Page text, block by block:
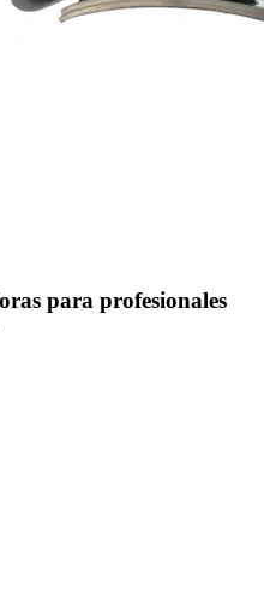
para profesionales